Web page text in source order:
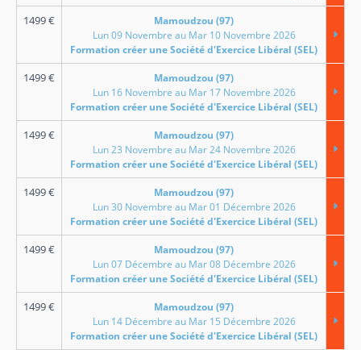
1499€
Mamoudzou (97)
Lun 09 Novembre au Mar 10 Novembre 2026
Formation créer une Société d'Exercice Libéral (SEL)
1499€
Mamoudzou (97)
Lun 16 Novembre au Mar 17 Novembre 2026
Formation créer une Société d'Exercice Libéral (SEL)
1499€
Mamoudzou (97)
Lun 23 Novembre au Mar 24 Novembre 2026
Formation créer une Société d'Exercice Libéral (SEL)
1499€
Mamoudzou (97)
Lun 30 Novembre au Mar 01 Décembre 2026
Formation créer une Société d'Exercice Libéral (SEL)
1499€
Mamoudzou (97)
Lun 07 Décembre au Mar 08 Décembre 2026
Formation créer une Société d'Exercice Libéral (SEL)
1499€
Mamoudzou (97)
Lun 14 Décembre au Mar 15 Décembre 2026
Formation créer une Société d'Exercice Libéral (SEL)